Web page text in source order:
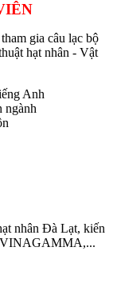
gia câu lạc bộ
hạt nhân - Vật
Anh
ngành
nhân Đà Lạt, kiến
VINAGAMMA,...